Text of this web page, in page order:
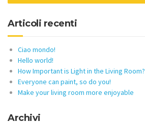
Articoli recenti
Ciao mondo!
Hello world!
How Important is Light in the Living Room?
Everyone can paint, so do you!
Make your living room more enjoyable
Archivi